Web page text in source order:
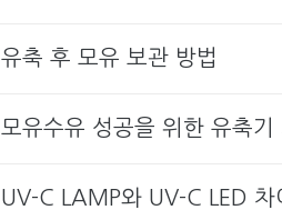
유축 후 모유 보관 방법
모유수유 성공을 위한 유축
UV-C LAMP와 UV-C LED 차